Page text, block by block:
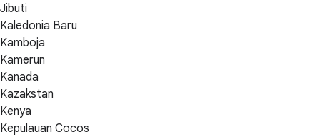
Jibuti
Kaledonia Baru
Kamboja
Kamerun
Kanada
Kazakstan
Kenya
Kepulauan Cocos